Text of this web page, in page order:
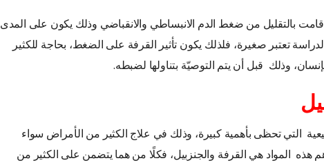
بالتقليل من ضغط الدم الانبساطي والانقباضي وذلك يكون على المدى
تعتبر صغيرة، فلذلك يكون تأثير القرفة على الضغط، بحاجة للكثير
وذلك قبل أن يتم التوصيّة بتناولها لضبطه.
التي تحظى بأهمية كبيرة، وذلك في علاج الكثير من الأمراض سواء
هذه المواد هي القرفة والجنزبيل، فكلًا من هما يتضمن على الكثير من